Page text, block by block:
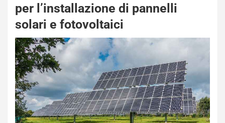
per l’installazione di pannelli
solari e fotovoltaici